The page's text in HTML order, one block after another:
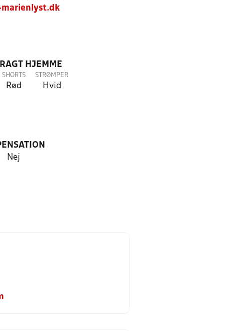
HJEMME
SHORTS
Rød
STRØMPER
Hvid
Nej